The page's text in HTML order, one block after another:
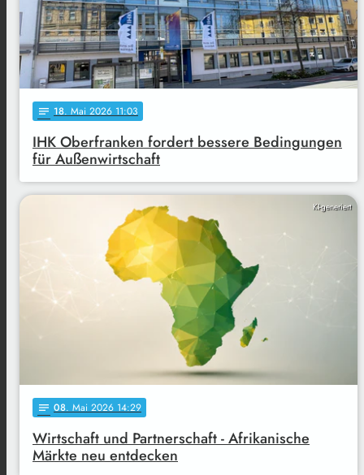
notes 18. Mai 2026 11:03
IHK Oberfranken fordert bessere Bedingungen
für Außenwirtschaft
KI-generiert
notes 08. Mai 2026 14:29
Wirtschaft und Partnerschaft - Afrikanische
Märkte neu entdecken